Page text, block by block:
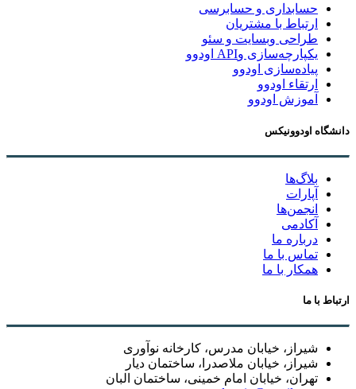
حسابداری و حسابرسی
ارتباط با مشتریان
طراحی وبسایت و سئو
یکپارچه‌سازی وAPI اودوو
پیاده‌سازی اودوو
ارتقاء اودوو
آموزش اودوو
دانشگاه اودوونیکس
بلاگ‌ها
آپارات
انجمن‌ها
آکادمی
درباره ما
تماس با ما
همکار با ما
ارتباط با ما
شیراز، خیابان مدرس، کارخانه نوآوری
شیراز، خیابان ملاصدرا، ساختمان دیار
تهران، خیابان امام خمینی، ساختمان البان